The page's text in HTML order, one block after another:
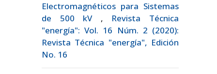
Electromagnéticos para Sistemas
de 500 kV , Revista Técnica
"energía": Vol. 16 Núm. 2 (2020):
Revista Técnica "energía", Edición
No. 16